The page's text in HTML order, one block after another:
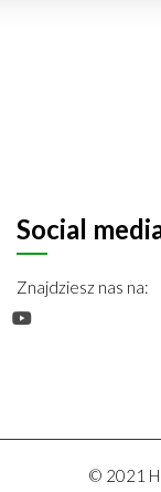
Social
Znajdziesz nas na:
© 2021